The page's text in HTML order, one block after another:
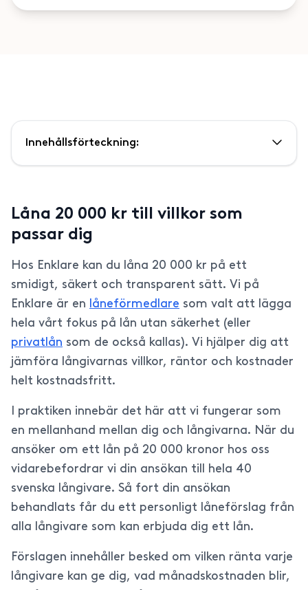
Låna 20 000 kr till villkor som
passar dig
Hos Enklare kan du låna 20 000 kr på ett
smidigt, säkert och transparent sätt. Vi på
Enklare är en låneförmedlare som valt att lägga
hela vårt fokus på lån utan säkerhet (eller
privatlån som de också kallas). Vi hjälper dig att
jämföra långivarnas villkor, räntor och kostnader
helt kostnadsfritt.
I praktiken innebär det här att vi fungerar som
en mellanhand mellan dig och långivarna. När du
ansöker om ett lån på 20 000 kronor hos oss
vidarebefordrar vi din ansökan till hela 40
svenska långivare. Så fort din ansökan
behandlats får du ett personligt låneförslag från
alla långivare som kan erbjuda dig ett lån.
Förslagen innehåller besked om vilken ränta varje
långivare kan ge dig, vad månadskostnaden blir,
Innehållsförteckning: